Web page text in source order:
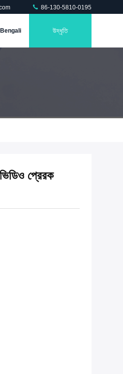
86-130-5810-0195
Bengali উদ্ধৃতি
প্রেরক